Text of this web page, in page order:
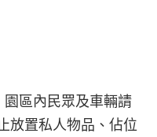
區內民眾及車輛請
放置私人物品、佔位